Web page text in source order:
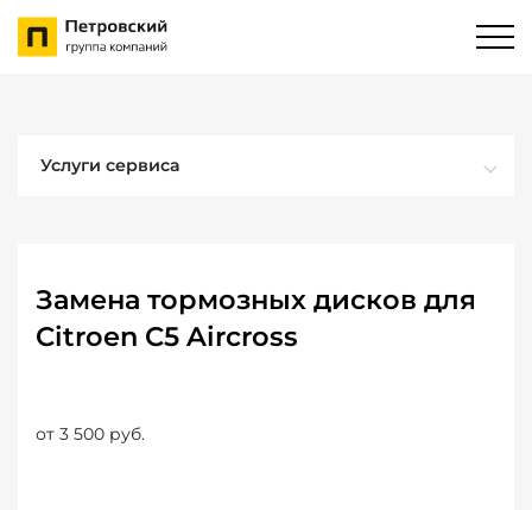
Услуги сервиса
Замена тормозных дисков для
Citroen C5 Aircross
от 3 500 руб.